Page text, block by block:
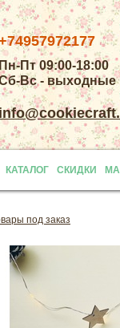
Пт 09:00-18:00
Вс - выходные
КАТАЛОГ СКИДКИ
под заказ